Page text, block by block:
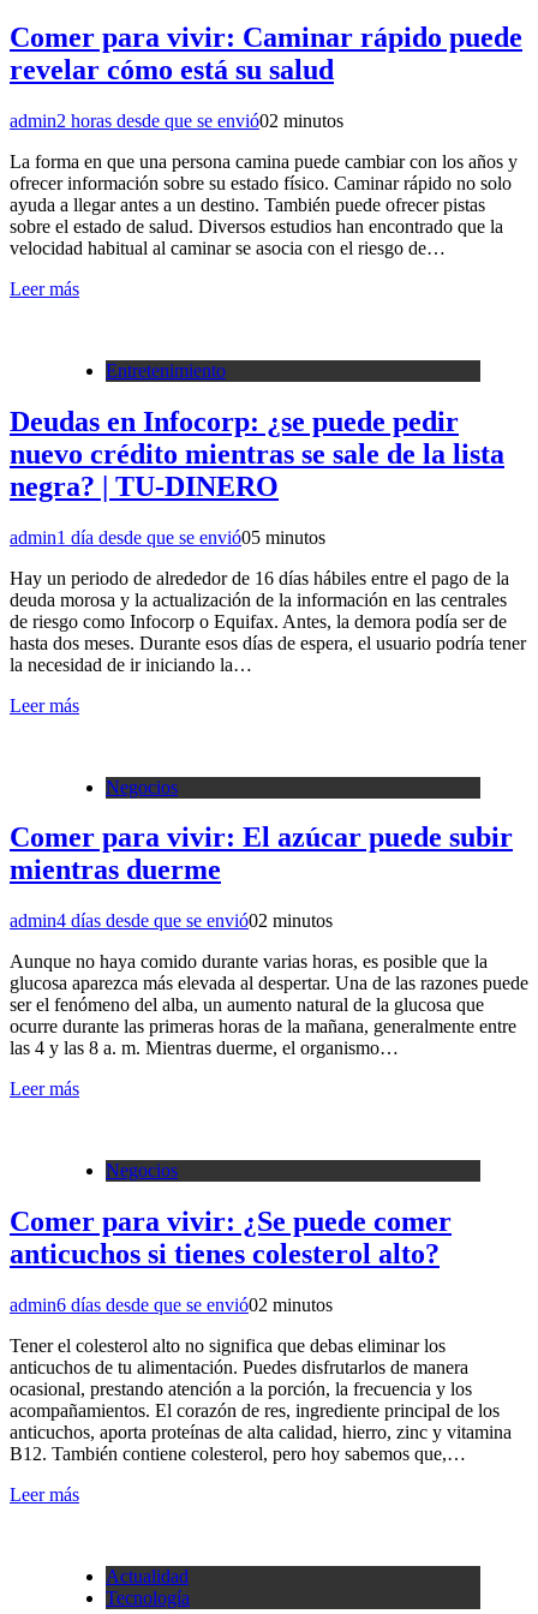
Comer para vivir: Caminar rápido puede
revelar cómo está su salud
admin2 horas desde que se envió02 minutos
La forma en que una persona camina puede cambiar con los años y
ofrecer información sobre su estado físico. Caminar rápido no solo
ayuda a llegar antes a un destino. También puede ofrecer pistas
sobre el estado de salud. Diversos estudios han encontrado que la
velocidad habitual al caminar se asocia con el riesgo de…
Leer más
Entretenimiento
Deudas en Infocorp: ¿se puede pedir
nuevo crédito mientras se sale de la lista
negra? | TU-DINERO
admin1 día desde que se envió05 minutos
Hay un periodo de alrededor de 16 días hábiles entre el pago de la
deuda morosa y la actualización de la información en las centrales
de riesgo como Infocorp o Equifax. Antes, la demora podía ser de
hasta dos meses. Durante esos días de espera, el usuario podría tener
la necesidad de ir iniciando la…
Leer más
Negocios
Comer para vivir: El azúcar puede subir
mientras duerme
admin4 días desde que se envió02 minutos
Aunque no haya comido durante varias horas, es posible que la
glucosa aparezca más elevada al despertar. Una de las razones puede
ser el fenómeno del alba, un aumento natural de la glucosa que
ocurre durante las primeras horas de la mañana, generalmente entre
las 4 y las 8 a. m. Mientras duerme, el organismo…
Leer más
Negocios
Comer para vivir: ¿Se puede comer
anticuchos si tienes colesterol alto?
admin6 días desde que se envió02 minutos
Tener el colesterol alto no significa que debas eliminar los
anticuchos de tu alimentación. Puedes disfrutarlos de manera
ocasional, prestando atención a la porción, la frecuencia y los
acompañamientos. El corazón de res, ingrediente principal de los
anticuchos, aporta proteínas de alta calidad, hierro, zinc y vitamina
B12. También contiene colesterol, pero hoy sabemos que,…
Leer más
Actualidad
Tecnología